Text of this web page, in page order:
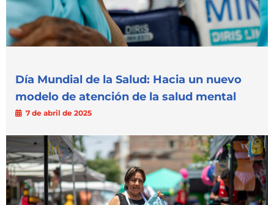
Día Mundial de la Salud: Hacia un nuevo
modelo de atención de la salud mental
7 de abril de 2025